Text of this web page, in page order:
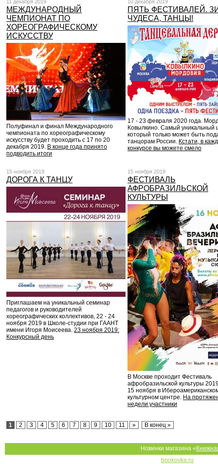
11 декабря 2019
МЕЖДУНАРОДНЫЙ
ЧЕМПИОНАТ ПО
ХОРЕОГРАФИЧЕСКОМУ
ИСКУССТВУ
Полуфинал и финал Международного
чемпионата по хореографическому
искусству будет проходить с 17 по 20
декабря 2019. В конце года принято
подводить итоги
10 декабря 2019
ПЯТЬ ФЕСТИВАЛЕЙ.
ЧУДЕСА, ТАНЦЫ!
17 - 23 февраля 2020 года.
Ковылкино. Самый уникальный
который только может быть
танцорам России. Кстати, в
конкурсе вы можете смело
15 ноября 2019
ДОРОГА К ТАНЦУ
Приглашаем на уникальный семинар
педагогов и руководителей
хореографических коллективов, 22 - 24
ноября 2019 в Школе-студии при ГААНТ
имени Игоря Моисеева. 23 ноября 2019:
Конкурсный день
15 ноября 2019
ФЕСТИВАЛЬ
АФРОБРАЗИЛЬСКОЙ
КУЛЬТУРЫ
В Москве проходит Фестиваль
афробразильской культуры
15 ноября в
культурном центре. На
недели участники
1 2 3 4 5 6 7 8 9 10 11 » В конец »
Новинки магазина «
bookovka.ru